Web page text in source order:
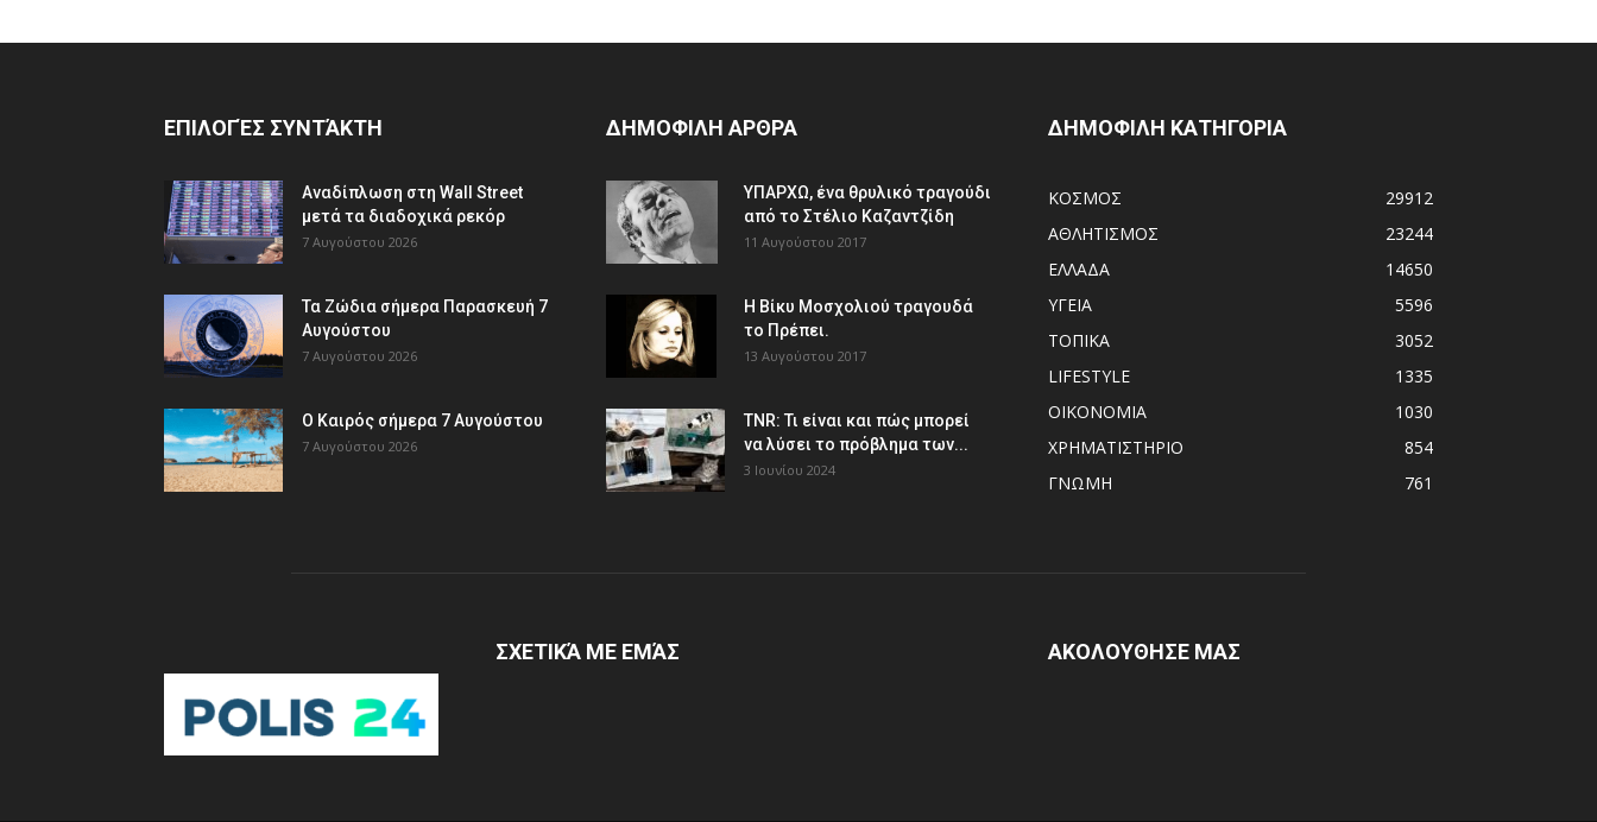
ΕΠΙΛΟΓΈΣ ΣΥΝΤΆΚΤΗ
Αναδίπλωση στη Wall Street
μετά τα διαδοχικά ρεκόρ
7 Αυγούστου 2026
Τα Ζώδια σήμερα Παρασκευή 7
Αυγούστου
7 Αυγούστου 2026
Ο Καιρός σήμερα 7 Αυγούστου
7 Αυγούστου 2026
ΔΗΜΟΦΙΛΗ ΑΡΘΡΑ
ΥΠΑΡΧΩ, ένα θρυλικό τραγούδι
από το Στέλιο Καζαντζίδη
11 Αυγούστου 2017
Η Βίκυ Μοσχολιού τραγουδά
το Πρέπει.
13 Αυγούστου 2017
TNR: Τι είναι και πώς μπορεί
να λύσει το πρόβλημα των...
3 Ιουνίου 2024
ΔΗΜΟΦΙΛΗ ΚΑΤΗΓΟΡΙΑ
ΚΟΣΜΟΣ
29912
ΑΘΛΗΤΙΣΜΟΣ
23244
ΕΛΛΑΔΑ
14650
ΥΓΕΙΑ
5596
ΤΟΠΙΚΑ
3052
LIFESTYLE
1335
ΟΙΚΟΝΟΜΙΑ
1030
ΧΡΗΜΑΤΙΣΤΗΡΙΟ
854
ΓΝΩΜΗ
761
ΣΧΕΤΙΚΆ ΜΕ ΕΜΆΣ ΑΚΟΛΟΥΘΗΣΕ ΜΑΣ